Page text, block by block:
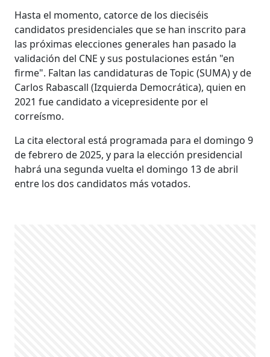
Hasta el momento, catorce de los dieciséis
candidatos presidenciales que se han inscrito para
las próximas elecciones generales han pasado la
validación del CNE y sus postulaciones están "en
firme". Faltan las candidaturas de Topic (SUMA) y de
Carlos Rabascall (Izquierda Democrática), quien en
2021 fue candidato a vicepresidente por el
correísmo.
La cita electoral está programada para el domingo 9
de febrero de 2025, y para la elección presidencial
habrá una segunda vuelta el domingo 13 de abril
entre los dos candidatos más votados.